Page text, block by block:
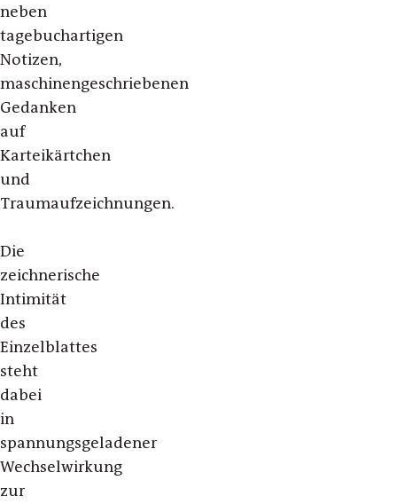
neben
tagebuchartigen
Notizen,
maschinengeschriebenen
Gedanken
auf
Karteikärtchen
und
Traumaufzeichnungen.
Die
zeichnerische
Intimität
des
Einzelblattes
steht
dabei
in
spannungsgeladener
Wechselwirkung
zur